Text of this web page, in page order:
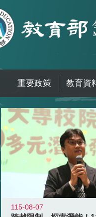
重要政策 教育資
115-08-07